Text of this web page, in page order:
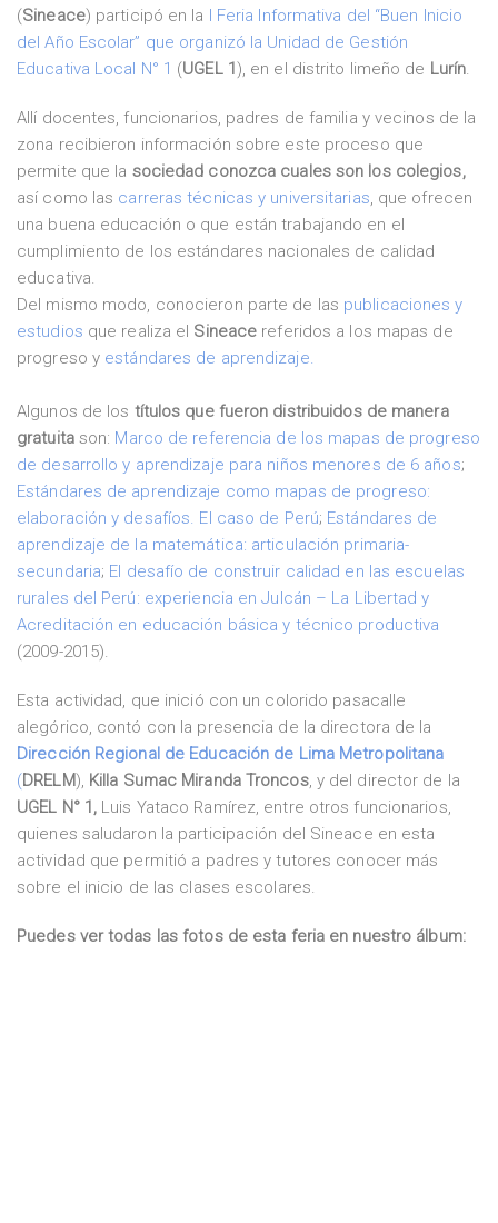
(Sineace) participó en la I Feria Informativa del “Buen Inicio
del Año Escolar” que organizó la Unidad de Gestión
Educativa Local N° 1 (UGEL 1), en el distrito limeño de Lurín.
Allí docentes, funcionarios, padres de familia y vecinos de la
zona recibieron información sobre este proceso que
permite que la sociedad conozca cuales son los colegios,
así como las carreras técnicas y universitarias, que ofrecen
una buena educación o que están trabajando en el
cumplimiento de los estándares nacionales de calidad
educativa.
Del mismo modo, conocieron parte de las publicaciones y
estudios que realiza el Sineace referidos a los mapas de
progreso y estándares de aprendizaje.
Algunos de los títulos que fueron distribuidos de manera
gratuitason: Marco de referencia de los mapas de progreso
de desarrollo y aprendizaje para niños menores de 6 años;
Estándares de aprendizaje como mapas de progreso:
elaboración y desafíos. El caso de Perú; Estándares de
aprendizaje de la matemática: articulación primaria-
secundaria; El desafío de construir calidad en las escuelas
rurales del Perú: experiencia en Julcán – La Libertad y
Acreditación en educación básica y técnico productiva
(2009-2015).
Esta actividad, que inició con un colorido pasacalle
alegórico, contó con la presencia de la directora de la
Dirección Regional de Educación de Lima Metropolitana
(DRELM), Killa Sumac Miranda Troncos, y del director de la
UGEL N° 1, Luis Yataco Ramírez, entre otros funcionarios,
quienes saludaron la participación del Sineace en esta
actividad que permitió a padres y tutores conocer más
sobre el inicio de las clases escolares.
Puedes ver todas las fotos de esta feria en nuestro álbum: